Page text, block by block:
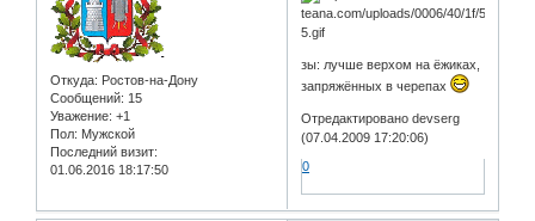
Откуда: Ростов-на-Дону
Сообщений: 15
Уважение: +1
Пол: Мужской
Последний визит:
01.06.2016 18:17:50
зы: лучше верхом на ёжиках,
запряжённых в черепах
Отредактировано devserg
(07.04.2009 17:20:06)
0